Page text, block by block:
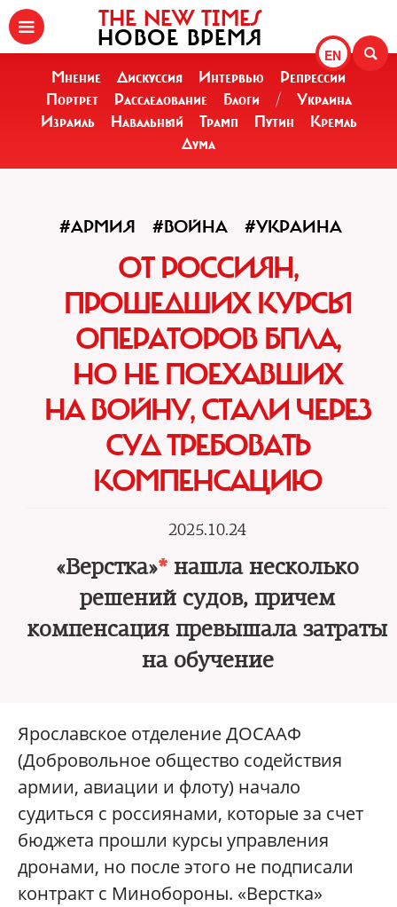
EN
THE NEW TIMES
НОВОЕ ВРЕМЯ
Мнение Дискуссия Интервью
Репрессии
Портрет
Расследование Блоги /
Украина
Израиль
Навальный Трамп Путин
Кремль
Дума
#АРМИЯ #ВОЙНА #УКРАИНА
ОТ РОССИЯН,
ПРОШЕДШИХ КУРСЫ
ОПЕРАТОРОВ БПЛА,
НО НЕ ПОЕХАВШИХ
НА ВОЙНУ, СТАЛИ ЧЕРЕЗ
СУД ТРЕБОВАТЬ
КОМПЕНСАЦИЮ
2025.10.24
«Верстка»* нашла несколько
решений судов, причем
компенсация превышала затраты
на обучение
Ярославское отделение ДОСААФ
(Добровольное общество содействия
армии, авиации и флоту) начало
судиться с россиянами, которые за счет
бюджета прошли курсы управления
дронами, но после этого не подписали
контракт с Минобороны. «Верстка»